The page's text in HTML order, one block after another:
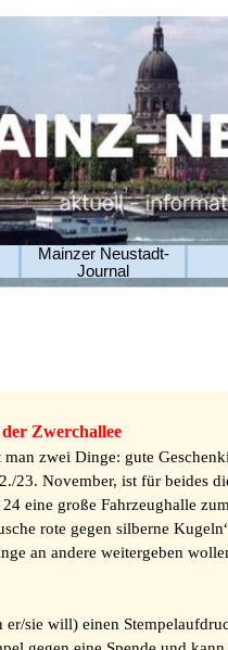
Mainzer Neustadt-
Journal
Zwerchallee
zwei Dinge: gute
23. November, ist für
eine große Fahrzeughalle
rote gegen silberne
an andere weitergeben
sie will) einen